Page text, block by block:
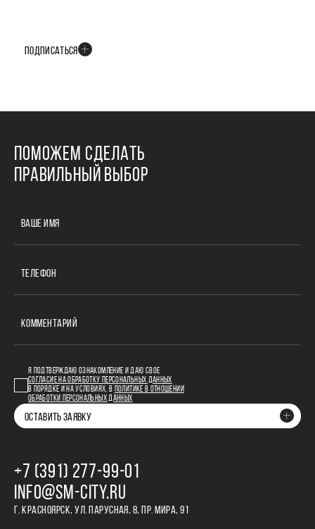
ПОДПИСАТЬСЯ
ПОМОЖЕМ СДЕЛАТЬ
ПРАВИЛЬНЫЙ ВЫБОР
ВАШЕ ИМЯ
ТЕЛЕФОН
КОММЕНТАРИЙ
Я ПОДТВЕРЖДАЮ ОЗНАКОМЛЕНИЕ И ДАЮ СВОЕ
СОГЛАСИЕ НА ОБРАБОТКУ ПЕРСОНАЛЬНЫХ ДАННЫХ
В ПОРЯДКЕ И НА УСЛОВИЯХ, В
ПОЛИТИКЕ В ОТНОШЕНИИ
ОБРАБОТКИ ПЕРСОНАЛЬНЫХ ДАННЫХ
ОСТАВИТЬ ЗАЯВКУ
+7 (391) 277‒99‒01
INFO@SM-CITY.RU
Г. КРАСНОЯРСК, УЛ. ПАРУСНАЯ, 8, ПР. МИРА, 91